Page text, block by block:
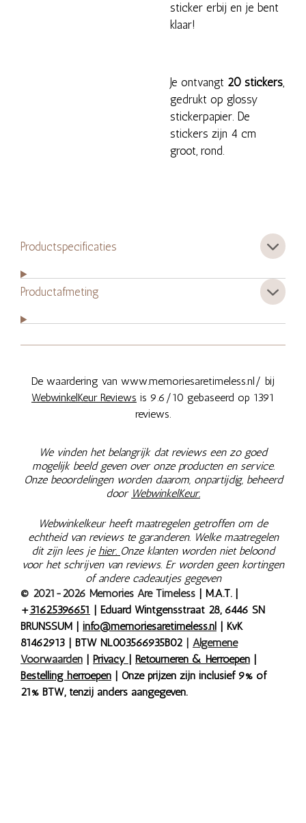
sticker erbij en je bent
klaar!
Je ontvangt 20 stickers
gedrukt op glossy
stickerpapier. De
stickers zijn 4 cm
groot, rond.
Productspecificaties
Productafmeting
De waardering van www.memoriesaretimeless.nl/ bij
WebwinkelKeur Reviews is 9.6/10 gebaseerd op 1391
reviews.
We vinden het belangrijk dat reviews een zo goed
mogelijk beeld geven over onze producten en service.
Onze beoordelingen worden daarom, onpartijdig, beheerd
door WebwinkelKeur.
Webwinkelkeur heeft maatregelen getroffen om de
echtheid van reviews te garanderen. Welke maatregelen
dit zijn lees je hier. Onze klanten worden niet beloond
voor het schrijven van reviews. Er worden geen kortingen
of andere cadeautjes gegeven
© 2021-2026 Memories Are Timeless | M.A.T. |
+31625396651
| Eduard Wintgensstraat 28, 6446 SN
BRUNSSUM | info@memoriesaretimeless.nl
| KvK
81462913 | BTW NL003566935B02
Algemene
Voorwaarden
Privacy Retourneren & Herroepen
Bestelling herroepen | Onze prijzen zijn inclusief 9% of
21% BTW, tenzij anders aangegeven.